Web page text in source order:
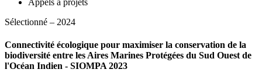
Sélectionné – 2024
Connectivité écologique pour maximiser la conservation de la
biodiversité entre les Aires Marines Protégées du Sud Ouest de
l'Océan Indien - SIOMPA 2023